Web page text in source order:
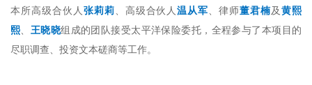
本所高级合伙人 张莉莉 、高级合伙人温从军 、律师董君楠及黄熙
熙
王晓晓组成的团队接受太平洋保险委托，全程参与了本项目的
尽职调查、投资文本磋商等工作。